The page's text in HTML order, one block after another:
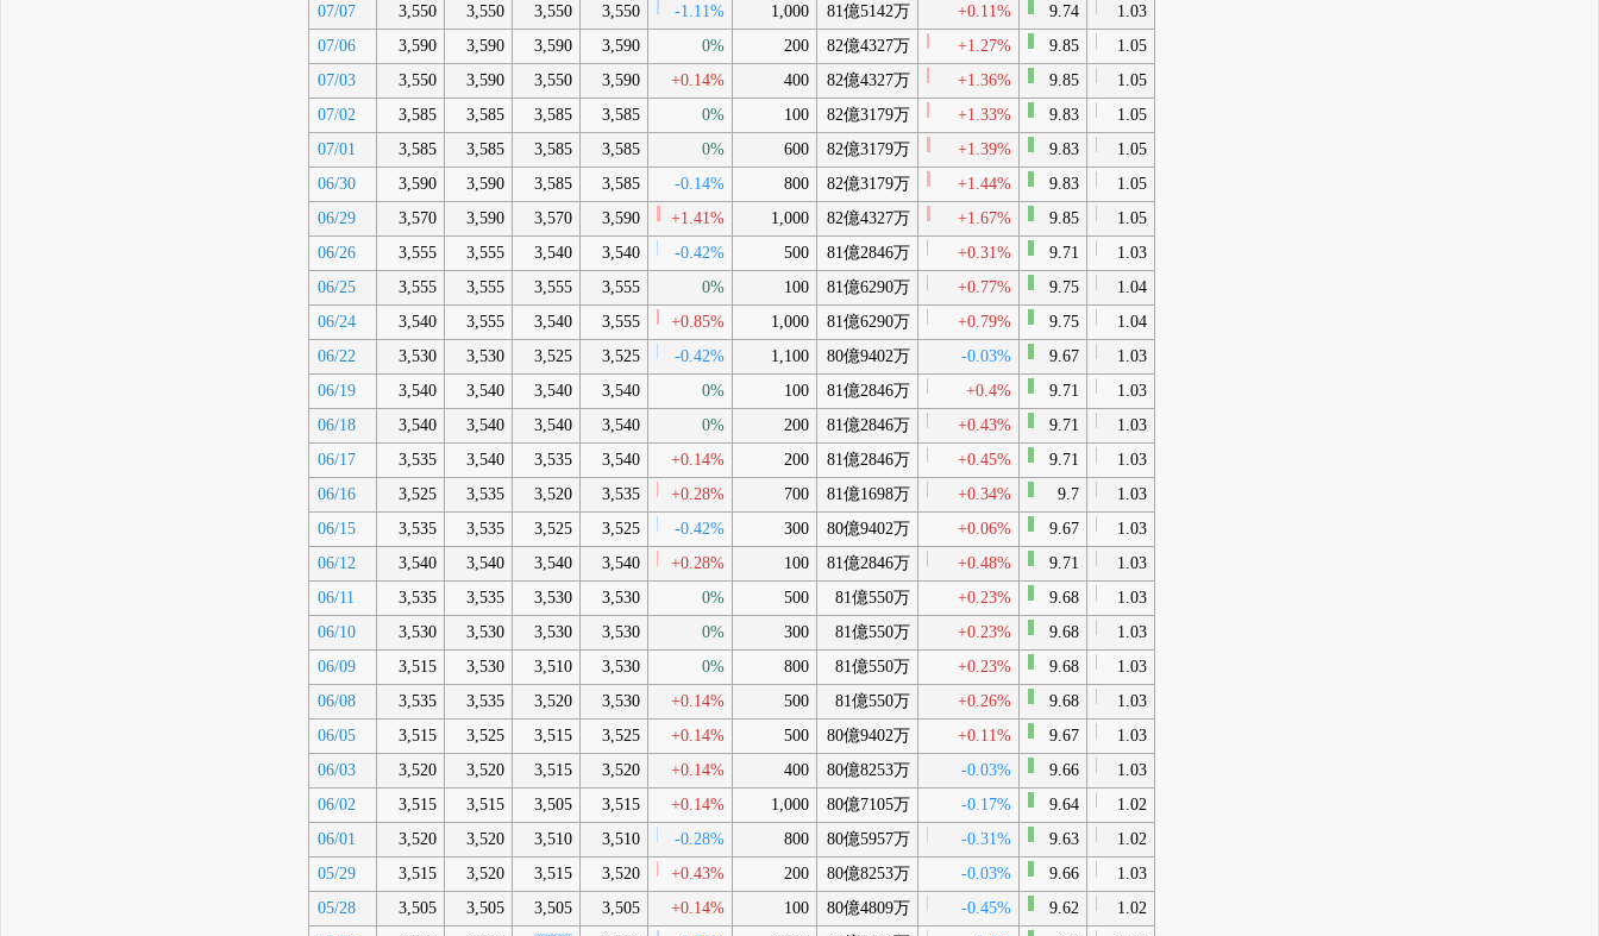
07/07
3,550 3,550 3,550 3,550 -1.11% 1,000 81億5142万 +0.11% 9.74
1.03
07/06
3,590 3,590 3,590 3,590 0% 200 82億4327万 +1.27% 9.85
1.05
07/03
3,550 3,590 3,550 3,590 +0.14% 400 82億4327万 +1.36% 9.85
1.05
07/02
3,585 3,585 3,585 3,585 0% 100 82億3179万 +1.33% 9.83
1.05
07/01
3,585 3,585 3,585 3,585 0% 600 82億3179万 +1.39% 9.83
1.05
06/30
3,590 3,590 3,585 3,585 -0.14% 800 82億3179万 +1.44% 9.83
1.05
06/29
3,570 3,590 3,570 3,590 +1.41% 1,000 82億4327万 +1.67% 9.85
1.05
06/26
3,555 3,555 3,540 3,540 -0.42% 500 81億2846万 +0.31% 9.71
1.03
06/25
3,555 3,555 3,555 3,555 0% 100 81億6290万 +0.77% 9.75
1.04
06/24
3,540 3,555 3,540 3,555 +0.85% 1,000 81億6290万 +0.79% 9.75
1.04
06/22
3,530 3,530 3,525 3,525 -0.42% 1,100 80億9402万 -0.03% 9.67
1.03
06/19
3,540 3,540 3,540 3,540 0% 100 81億2846万 +0.4% 9.71
1.03
06/18
3,540 3,540 3,540 3,540 0% 200 81億2846万 +0.43% 9.71
1.03
06/17
3,535 3,540 3,535 3,540 +0.14% 200 81億2846万 +0.45% 9.71
1.03
06/16
3,525 3,535 3,520 3,535 +0.28% 700 81億1698万 +0.34% 9.7
1.03
06/15
3,535 3,535 3,525 3,525 -0.42% 300 80億9402万 +0.06% 9.67
1.03
06/12
3,540 3,540 3,540 3,540 +0.28% 100 81億2846万 +0.48% 9.71
1.03
06/11
3,535 3,535 3,530 3,530 0% 500 81億550万 +0.23% 9.68
1.03
06/10
3,530 3,530 3,530 3,530 0% 300 81億550万 +0.23% 9.68
1.03
06/09
3,515 3,530 3,510 3,530 0% 800 81億550万 +0.23% 9.68
1.03
06/08
3,535 3,535 3,520 3,530 +0.14% 500 81億550万 +0.26% 9.68
1.03
06/05
3,515 3,525 3,515 3,525 +0.14% 500 80億9402万 +0.11% 9.67
1.03
06/03
3,520 3,520 3,515 3,520 +0.14% 400 80億8253万 -0.03% 9.66
1.03
06/02
3,515 3,515 3,505 3,515 +0.14% 1,000 80億7105万 -0.17% 9.64
1.02
06/01
3,520 3,520 3,510 3,510 -0.28% 800 80億5957万 -0.31% 9.63
1.02
05/29
3,515 3,520 3,515 3,520 +0.43% 200 80億8253万 -0.03% 9.66
1.03
05/28
3,505 3,505 3,505 3,505 +0.14% 100 80億4809万 -0.45% 9.62
1.02